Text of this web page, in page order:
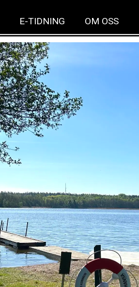
E-TIDNING OM OSS